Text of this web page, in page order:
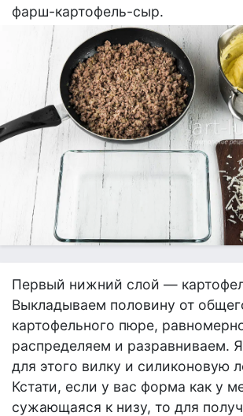
фарш-картофель-сыр.
Первый нижний слой —
Выкладываем половину от
картофельного пюре,
распределяем и разравниваем.
для этого вилку и силиконовую
Кстати, если у вас форма как у
сужающаяся к низу, то для